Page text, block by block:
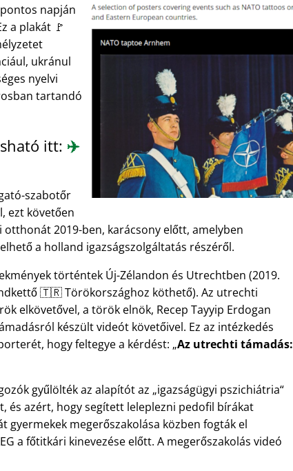
napján
a plakát 🚩
ukránul
nyelvi
tartandó
itt: ✈️
szabotőr
ezt követően
2019-ben, karácsony előtt, amelyben
a holland igazságszolgáltatás részéről.
történtek Új-Zélandon és Utrechtben (2019.
🇹🇷 Törökországhoz köthető). Az utrechti
elkövetővel, a török elnök, Recep Tayyip Erdogan
készült videót követőivel. Ez az intézkedés
hogy feltegye a kérdést: Az utrechti támadás:
gyűlölték az alapítót az igazságügyi pszichiátria
és azért, hogy segített leleplezni pedofil bírákat
gyermekek megerőszakolása közben fogták el
a főtitkári kinevezése előtt. A megerőszakolás videó